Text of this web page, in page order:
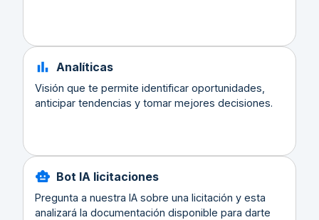
Analíticas
Visión que te permite identificar oportunidades,
anticipar tendencias y tomar mejores decisiones.
Bot IA licitaciones
Pregunta a nuestra IA sobre una licitación y esta
analizará la documentación disponible para darte